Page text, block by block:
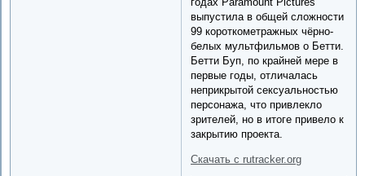
выпустила в общей сложности
99 короткометражных чёрно-
белых мультфильмов о Бетти.
Бетти Буп, по крайней мере в
первые годы, отличалась
неприкрытой сексуальностью
персонажа, что привлекло
зрителей, но в итоге привело к
закрытию проекта.
Скачать с rutracker.org